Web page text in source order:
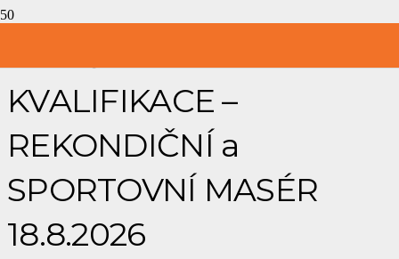
KVALIFIKACE –
REKONDIČNÍ a
SPORTOVNÍ MASÉR
18.8.2026